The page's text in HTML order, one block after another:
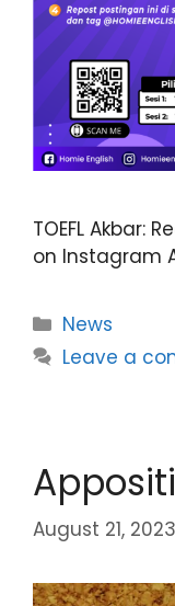
TOEFL Akbar:
on Instagram
News
Leave a
August 21, 2023